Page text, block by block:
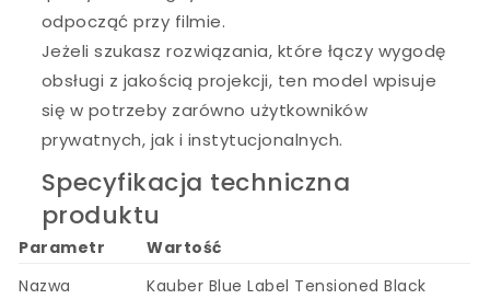
odpocząć przy filmie.
Jeżeli szukasz rozwiązania, które łączy wygodę
obsługi z jakością projekcji, ten model wpisuje
się w potrzeby zarówno użytkowników
prywatnych, jak i instytucjonalnych.
Specyfikacja techniczna
produktu
Parametr
Wartość
Nazwa
Kauber Blue Label Tensioned Black